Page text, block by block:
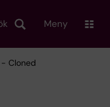
Meny
Cloned